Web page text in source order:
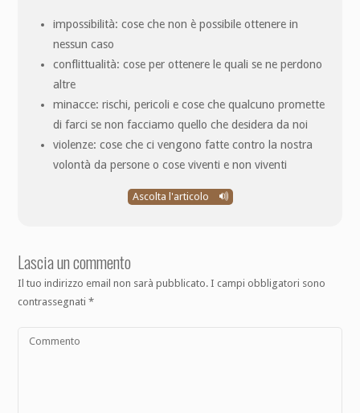
impossibilità: cose che non è possibile ottenere in
nessun caso
conflittualità: cose per ottenere le quali se ne perdono
altre
minacce: rischi, pericoli e cose che qualcuno promette
di farci se non facciamo quello che desidera da noi
violenze: cose che ci vengono fatte contro la nostra
volontà da persone o cose viventi e non viventi
Ascolta l'articolo
Lascia un commento
Il tuo indirizzo email non sarà pubblicato. I campi obbligatori sono
contrassegnati*